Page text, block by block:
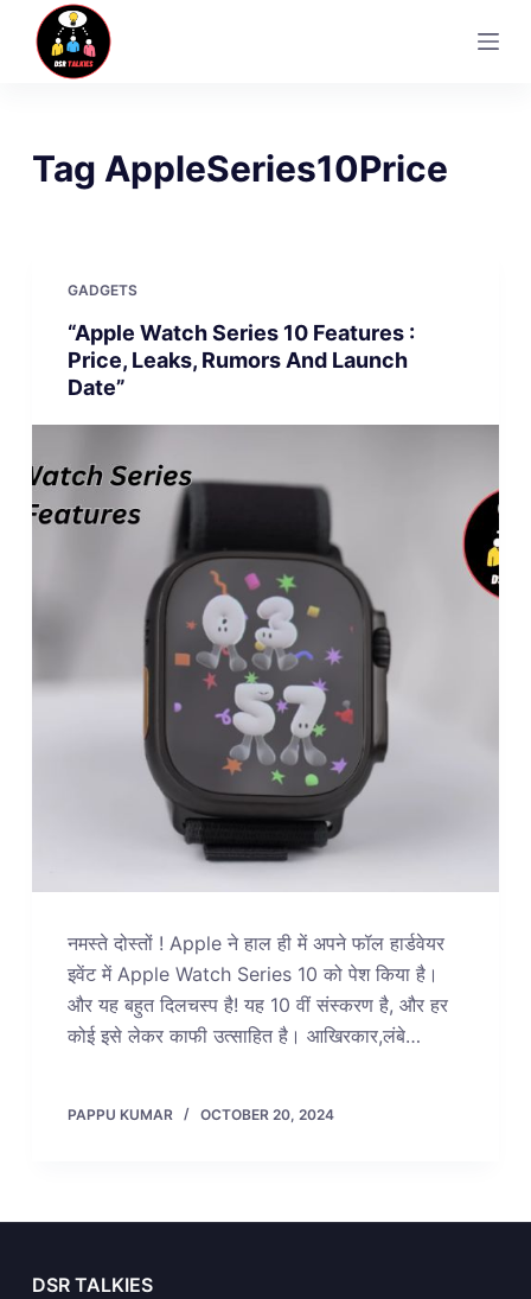
Tag AppleSeries10Price
GADGETS
“Apple Watch Series 10 Features :
Price, Leaks, Rumors And Launch
Date”
नमस्ते दोस्तों ! Apple ने हाल ही में अपने फॉल हार्डवेयर
इवेंट में Apple Watch Series 10 को पेश किया है।
और यह बहुत दिलचस्प है! यह 10 वीं संस्करण है, और हर
कोई इसे लेकर काफी उत्साहित है। आखिरकार,लंबे…
PAPPU KUMAR OCTOBER 20, 2024
DSR TALKIES